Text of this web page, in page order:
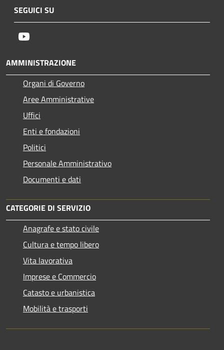
SEGUICI SU
AMMINISTRAZIONE
Organi di Governo
Aree Amministrative
Uffici
Enti e fondazioni
Politici
Personale Amministrativo
Documenti e dati
CATEGORIE DI SERVIZIO
Anagrafe e stato civile
Cultura e tempo libero
Vita lavorativa
Imprese e Commercio
Catasto e urbanistica
Mobilità e trasporti